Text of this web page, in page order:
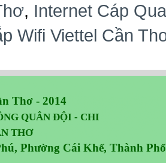
, Internet Cáp
Wifi Viettel Cần
Thơ - 2014
QUÂN ĐỘI - CHI
THƠ
Phường Cái Khế, Thành Phố